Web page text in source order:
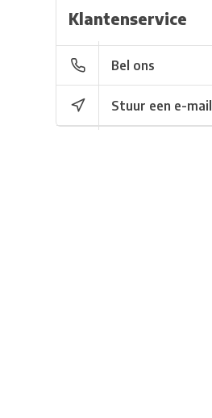
Klantenservice
Bel ons
Stuur een e-mail